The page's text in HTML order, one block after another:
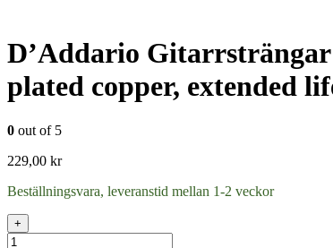
D’Addario
plated copper, extended
0 out of 5
229,00 kr
Beställningsvara, leveranstid mellan 1-2 veckor
+
Antal